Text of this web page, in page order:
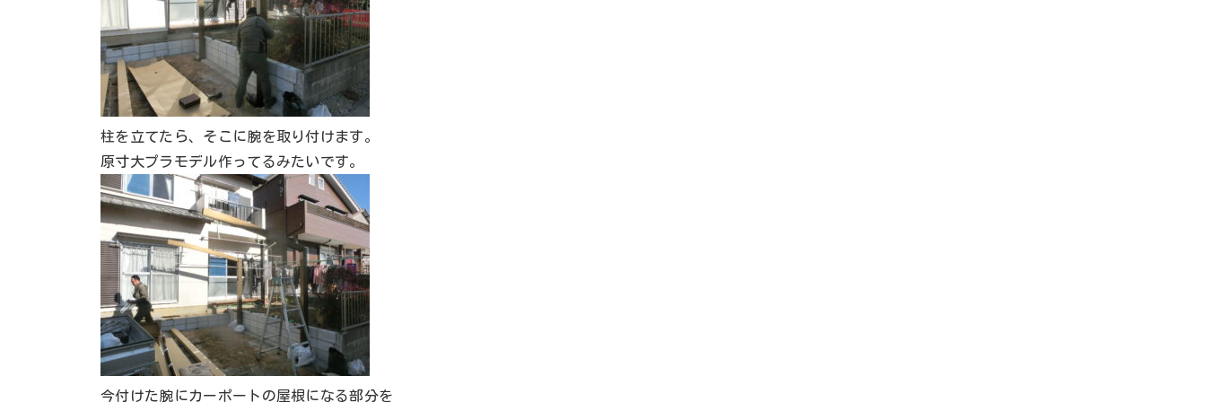
柱を立てたら、そこに腕を取り付けます。
原寸大プラモデル作ってるみたいです。
今付けた腕にカーポートの屋根になる部分を